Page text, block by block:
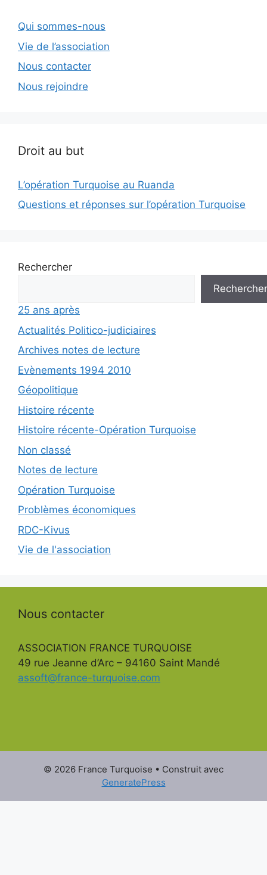
Qui sommes-nous
Vie de l’association
Nous contacter
Nous rejoindre
Droit au but
L’opération Turquoise au Ruanda
Questions et réponses sur l’opération Turquoise
Rechercher
Rechercher
25 ans après
Actualités Politico-judiciaires
Archives notes de lecture
Evènements 1994 2010
Géopolitique
Histoire récente
Histoire récente-Opération Turquoise
Non classé
Notes de lecture
Opération Turquoise
Problèmes économiques
RDC-Kivus
Vie de l'association
Nous contacter
ASSOCIATION FRANCE TURQUOISE
49 rue Jeanne d’Arc – 94160 Saint Mandé
assoft@france-turquoise.com
© 2026 France Turquoise • Construit avec
GeneratePress